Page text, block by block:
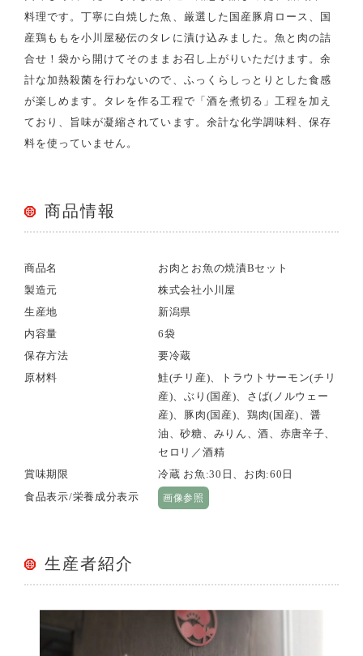
料理です。丁寧に白焼した魚、厳選した国産豚肩ロース、国
産鶏ももを小川屋秘伝のタレに漬け込みました。魚と肉の詰
合せ！袋から開けてそのままお召し上がりいただけます。余
計な加熱殺菌を行わないので、ふっくらしっとりとした食感
が楽しめます。タレを作る工程で「酒を煮切る」工程を加え
ており、旨味が凝縮されています。余計な化学調味料、保存
料を使っていません。
商品情報
商品名
お肉とお魚の焼漬Bセット
製造元
株式会社小川屋
生産地
新潟県
内容量
6袋
保存方法
要冷蔵
原材料
鮭(チリ産)、トラウトサーモン(チリ
産)、ぶり(国産)、さば(ノルウェー
産)、豚肉(国産)、鶏肉(国産)、醤
油、砂糖、みりん、酒、赤唐辛子、
セロリ／酒精
賞味期限
冷蔵 お魚:30日、お肉:60日
食品表示/栄養成分表示
画像参照
生産者紹介